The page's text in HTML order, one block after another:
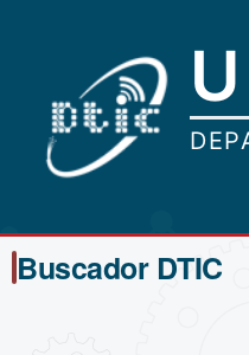
Buscador DTIC